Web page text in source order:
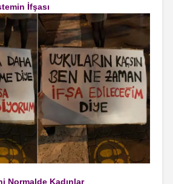
İfşası
Normalde Kadınlar